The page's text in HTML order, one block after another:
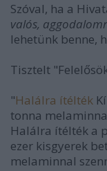
Szóval, ha a
valós,
lehetünk benne,
Tisztelt
"Halálra ítélték
tonna
Halálra ítélték a
ezer kisgyerek
melaminnal